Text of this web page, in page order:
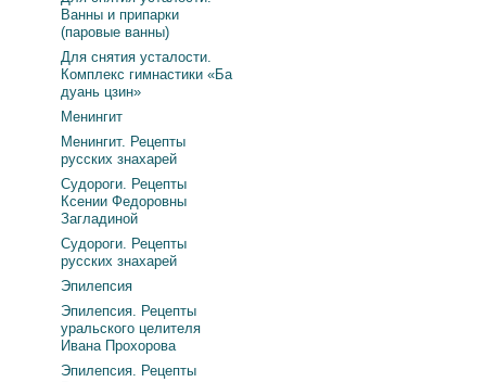
Ванны и припарки
(паровые ванны)
Для снятия усталости.
Комплекс гимнастики «Ба
дуань цзин»
Менингит
Менингит. Рецепты
русских знахарей
Судороги. Рецепты
Ксении Федоровны
Загладиной
Судороги. Рецепты
русских знахарей
Эпилепсия
Эпилепсия. Рецепты
уральского целителя
Ивана Прохорова
Эпилепсия. Рецепты